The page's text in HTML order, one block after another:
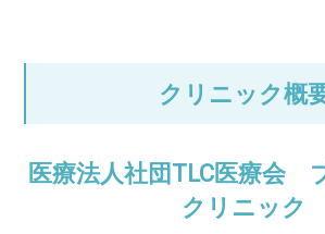
クリニック概
医療法人社団TLC医療会
クリニック